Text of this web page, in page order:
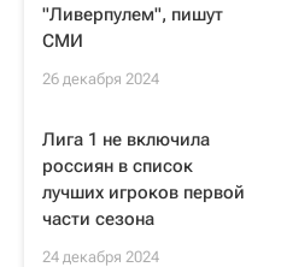
"Ливерпулем", пишут
СМИ
26 декабря 2024
Лига 1 не включила
россиян в список
лучших игроков первой
части сезона
24 декабря 2024